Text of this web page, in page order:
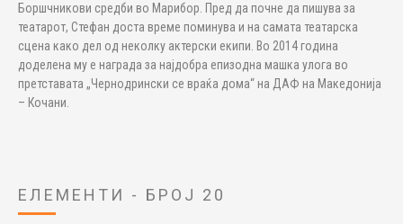
Боршчникови средби во Марибор. Пред да почне да пишува за
театарот, Стефан доста време поминува и на самата театарска
сцена како дел од неколку актерски екипи. Во 2014 година
доделена му е награда за најдобра епизодна машка улога во
претставата „Чернодрински се враќа дома“ на ДАФ на Македонија
– Кочани.
ЕЛЕМЕНТИ - БРОЈ 20